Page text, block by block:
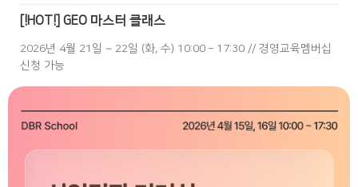
[!HOT!] GEO 마스터 클래스
2026년 4월 21일 ~ 22일 (화, 수) 10:00 – 17:30 // 경영교육멤버십
신청 가능